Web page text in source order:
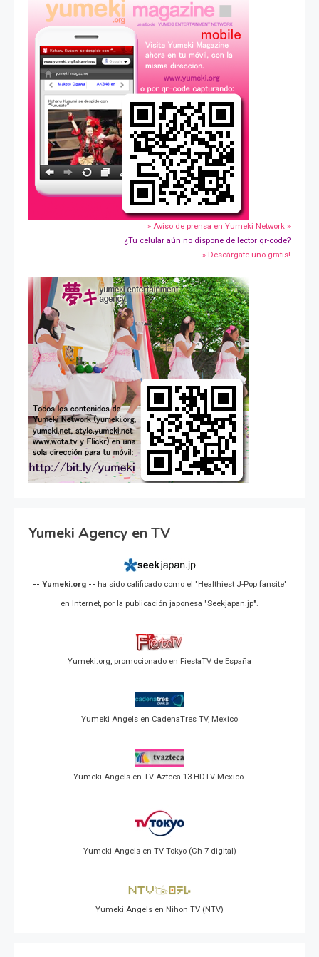
» Aviso de prensa en Yumeki Network »
¿Tu celular aún no dispone de lector qr-code?
» Descárgate uno gratis!
Yumeki Agency en TV
-- Yumeki.org -- ha sido calificado como el "Healthiest J-Pop fansite"
en Internet, por la publicación japonesa "Seekjapan.jp".
Yumeki.org, promocionado en FiestaTV de España
Yumeki Angels en CadenaTres TV, Mexico
Yumeki Angels en TV Azteca 13 HDTV Mexico.
Yumeki Angels en TV Tokyo (Ch 7 digital)
Yumeki Angels en Nihon TV (NTV)